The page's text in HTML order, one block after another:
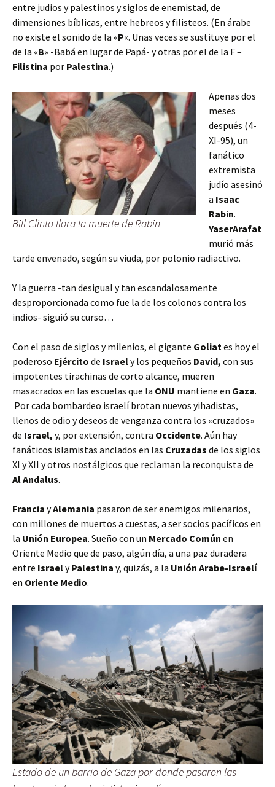
entre judios y palestinos y siglos de enemistad, de
dimensiones bíblicas, entre hebreos y filisteos. (En árabe
no existe el sonido de la «P«. Unas veces se sustituye por el
de la «B» -Babá en lugar de Papá- y otras por el de la F –
Filistina por Palestina.)
Bill Clinto llora la muerte de Rabin
Apenas dos
meses
después (4-
XI-95), un
fanático
extremista
judío asesinó
a Isaac
Rabin.
YaserArafat
murió más
tarde envenado, según su viuda, por polonio radiactivo.
Y la guerra -tan desigual y tan escandalosamente
desproporcionada como fue la de los colonos contra los
indios- siguió su curso…
Con el paso de siglos y milenios, el gigante Goliat es hoy el
poderoso Ejército de Israely los pequeños David, con sus
impotentes tirachinas de corto alcance, mueren
masacrados en las escuelas que la ONU mantiene en Gaza.
Por cada bombardeo israelí brotan nuevos yihadistas,
llenos de odio y deseos de venganza contra los «cruzados»
de Israel, y, por extensión, contra Occidente. Aún hay
fanáticos islamistas anclados en las Cruzadas de los siglos
XI y XII y otros nostálgicos que reclaman la reconquista de
Al Andalus.
Francia yAlemania pasaron de ser enemigos milenarios,
con millones de muertos a cuestas, a ser socios pacíficos en
la Unión Europea. Sueño con un Mercado Común en
Oriente Medio que de paso, algún día, a una paz duradera
entre IsraelyPalestina y, quizás, a la Unión Arabe-Israelí
en Oriente Medio.
Estado de un barrio de Gaza por donde pasaron las